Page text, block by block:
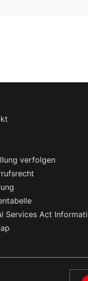
verfolgen
Services Act